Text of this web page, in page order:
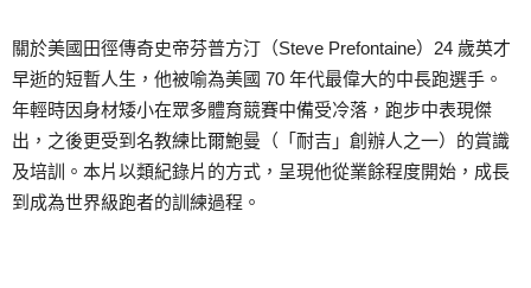
關於美國田徑傳奇史帝芬普方汀（Steve Prefontaine）24 歲英才
早逝的短暫人生，他被喻為美國 70 年代最偉大的中長跑選手。
年輕時因身材矮小在眾多體育競賽中備受冷落，跑步中表現傑
出，之後更受到名教練比爾鮑曼（「耐吉」創辦人之一）的賞識
及培訓。本片以類紀錄片的方式，呈現他從業餘程度開始，成長
到成為世界級跑者的訓練過程。